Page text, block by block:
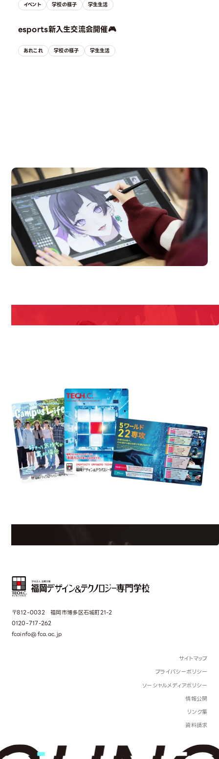
イベント 学校の様子 学生生活
esports新入生交流会開催🎮
あれこれ 学校の様子 学生生活
Campus Open
Information
〒812-0032 福岡市博多区石城町21-2
0120-717-262
fcainfo@fca.ac.jp
サイトマップ
プライバシーポリシー
ソーシャルメディアポリシー
情報公開
リンク集
資料請求